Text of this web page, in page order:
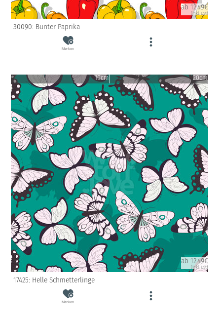
ab 12.49€
(inkl. USt)
30090: Bunter Paprika
Merken
10cm 20cm
ab 12.49€
(inkl. USt)
17425: Helle Schmetterlinge
Merken